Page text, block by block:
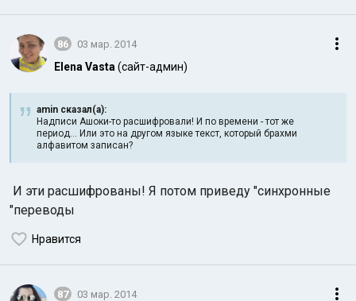
86 03 мар. 2014
Elena Vasta (сайт-админ)
amin сказал(а):
Надписи Ашоки-то расшифровали! И по времени - тот же
период... Или это на другом языке текст, который брахми
алфавитом записан?
И эти расшифрованы! Я потом приведу "синхронные
"переводы
Нравится
87 03 мар. 2014